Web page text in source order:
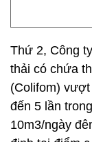
Thứ 2, Công
thải có chứa
(Colifom)
đến 5 lần
10m3/ngày